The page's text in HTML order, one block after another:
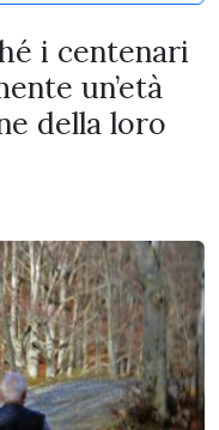
i centenari
un’età
della loro